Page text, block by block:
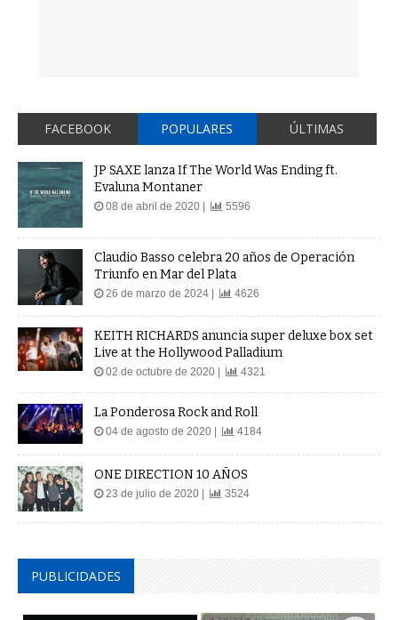
FACEBOOK POPULARES ÚLTIMAS
JP SAXE lanza If The World Was Ending ft.
Evaluna Montaner
08 de abril de 2020 | 5596
Claudio Basso celebra 20 años de Operación
Triunfo en Mar del Plata
26 de marzo de 2024 | 4626
KEITH RICHARDS anuncia super deluxe box set
Live at the Hollywood Palladium
02 de octubre de 2020 | 4321
La Ponderosa Rock and Roll
04 de agosto de 2020 | 4184
ONE DIRECTION 10 AÑOS
23 de julio de 2020 | 3524
PUBLICIDADES